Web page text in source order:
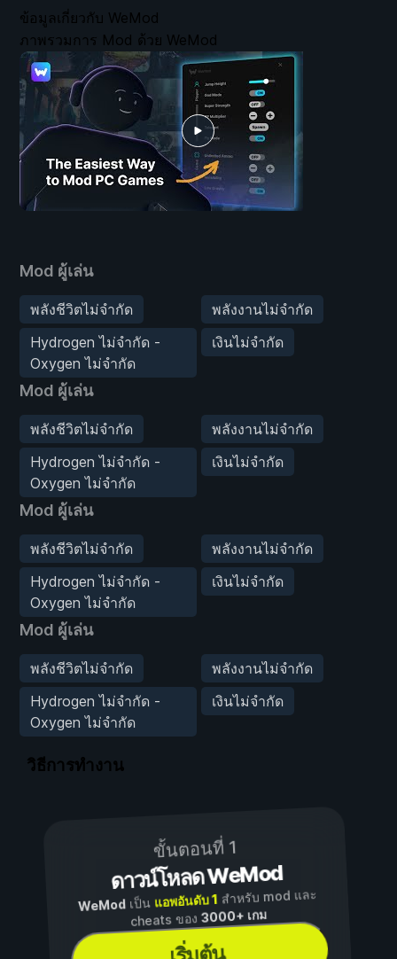
Mod ผู้เล่น
พลังชีวิตไม่จำกัด
พลังงานไม่จำกัด
Hydrogen ไม่จำกัด -
Oxygen ไม่จำกัด
เงินไม่จำกัด
Mod ผู้เล่น
พลังชีวิตไม่จำกัด
พลังงานไม่จำกัด
Hydrogen ไม่จำกัด -
Oxygen ไม่จำกัด
เงินไม่จำกัด
Mod ผู้เล่น
พลังชีวิตไม่จำกัด
พลังงานไม่จำกัด
Hydrogen ไม่จำกัด -
Oxygen ไม่จำกัด
เงินไม่จำกัด
Mod ผู้เล่น
พลังชีวิตไม่จำกัด
พลังงานไม่จำกัด
Hydrogen ไม่จำกัด -
Oxygen ไม่จำกัด
เงินไม่จำกัด
ข้อมูลเกี่ยวกับ WeMod
ภาพรวมการ Mod ด้วย WeMod
วิธีการทำงาน
ขั้นตอนที่ 1
ดาวน์โหลด WeMod
WeModเป็น แอพอันดับ 1 สำหรับ mod และ
cheats ของ3000+ เกม